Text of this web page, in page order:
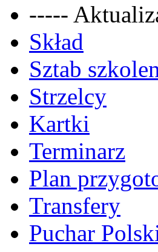
-----
Skład
Sztab
Strzelcy
Kartki
Terminarz
Plan
Transfery
Puchar